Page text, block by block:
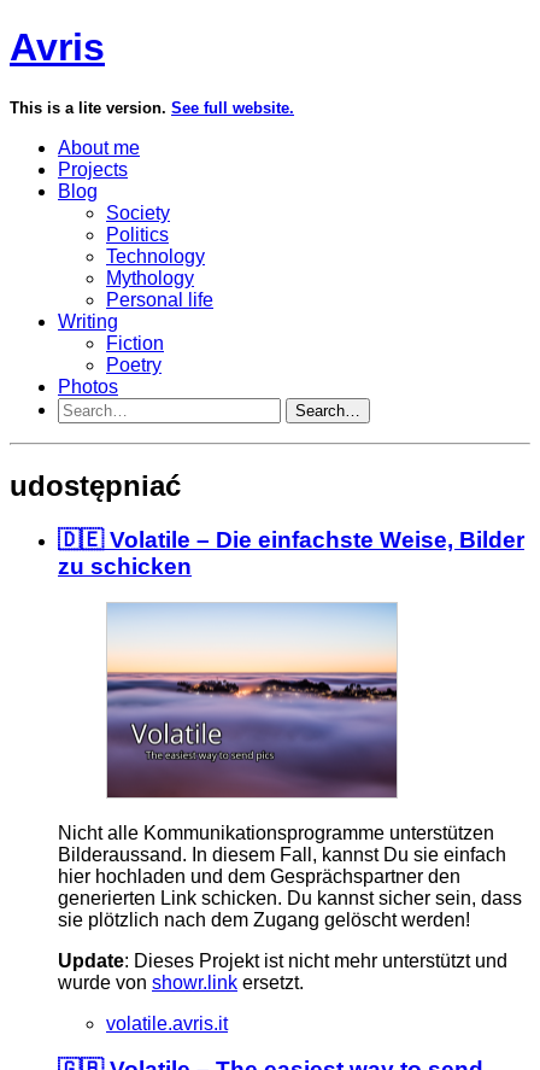
Avris
This is a lite version. See full website.
About me
Projects
Blog
Society
Politics
Technology
Mythology
Personal life
Writing
Fiction
Poetry
Photos
Search…
udostępniać
🇩🇪 Volatile – Die einfachste Weise, Bilder
zu schicken
Nicht alle Kommunikationsprogramme unterstützen
Bilderaussand. In diesem Fall, kannst Du sie einfach
hier hochladen und dem Gesprächspartner den
generierten Link schicken. Du kannst sicher sein, dass
sie plötzlich nach dem Zugang gelöscht werden!
Update: Dieses Projekt ist nicht mehr unterstützt und
wurde von showr.link ersetzt.
volatile.avris.it